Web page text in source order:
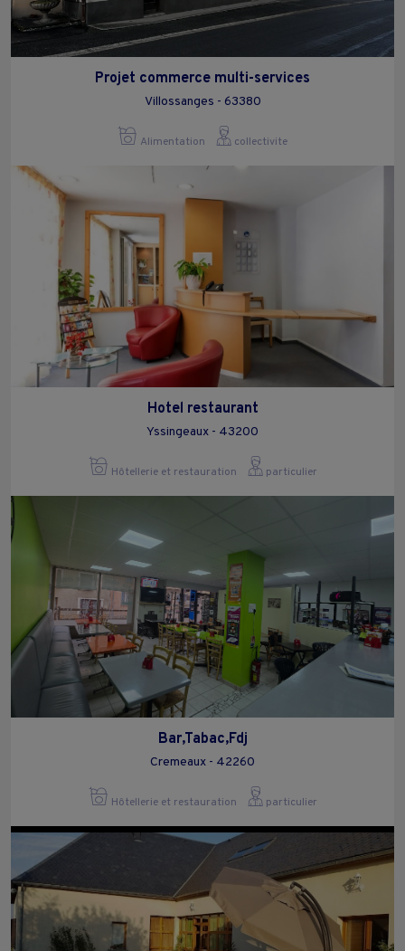
Projet commerce multi-services
Villossanges - 63380
Alimentation collectivite
Hotel restaurant
Yssingeaux - 43200
Hôtellerie et restauration particulier
Bar,Tabac,Fdj
Cremeaux - 42260
Hôtellerie et restauration particulier